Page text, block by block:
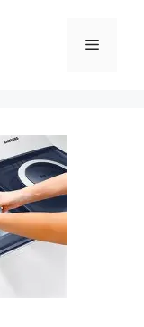
Menu